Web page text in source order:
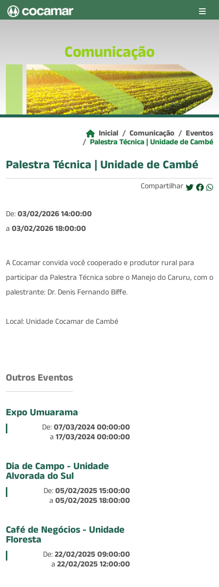
Comunicação
Inicial Comunicação Eventos
Palestra Técnica | Unidade de Cambé
Palestra Técnica | Unidade de Cambé
Compartilhar
De:03/02/2026 14:00:00
a 03/02/2026 18:00:00
A Cocamar convida você cooperado e produtor rural para
participar da Palestra Técnica sobre o Manejo do Caruru, com o
palestrante: Dr. Denis Fernando Biffe.
Local: Unidade Cocamar de Cambé
Outros Eventos
Expo Umuarama
De:07/03/2024 00:00:00
a17/03/2024 00:00:00
Dia de Campo - Unidade
Alvorada do Sul
De:05/02/2025 15:00:00
a05/02/2025 18:00:00
Café de Negócios - Unidade
Floresta
De:22/02/2025 09:00:00
a22/02/2025 12:00:00